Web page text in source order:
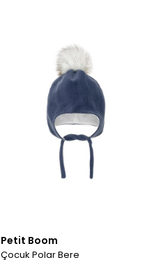
Petit Boom
Çocuk Polar Bere